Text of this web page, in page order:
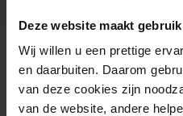
Deze website maakt
Wij willen u een prettige
en daarbuiten. Daarom
van deze cookies zijn
van de website, andere
Beeld en geluid